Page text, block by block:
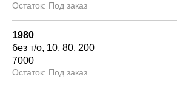
Под заказ
1980
без т/о 10 80 200
7000
Под заказ